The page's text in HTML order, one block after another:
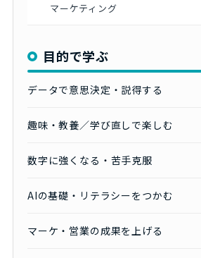
マーケティング
目的で学ぶ
データで意思決定・説得する
趣味・教養／学び直しで楽しむ
数字に強くなる・苦手克服
AIの基礎・リテラシーをつかむ
マーケ・営業の成果を上げる